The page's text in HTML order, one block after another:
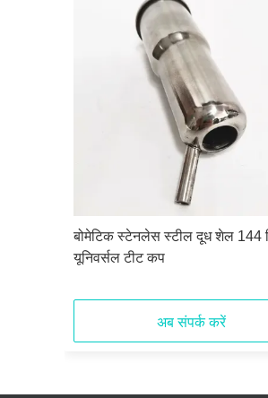
बोमेटिक स्टेनलेस स्टील दूध शेल 144
यूनिवर्सल टीट कप
अब संपर्क करें